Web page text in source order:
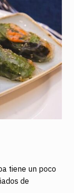
tiene un poco
de